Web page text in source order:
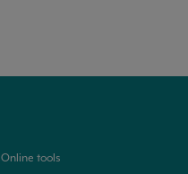
Online tools